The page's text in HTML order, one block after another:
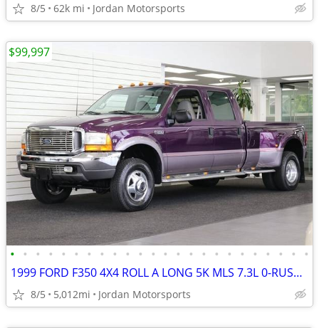
8/5 62k mi Jordan Motorsports
• • • • • • • • • • • • • • • • • • • • • • • •
1999 FORD F350 4X4 ROLL A LONG 5K MLS 7.3L 0-RUST F-350 2000 2001 2002
8/5 5,012mi Jordan Motorsports
$99,997